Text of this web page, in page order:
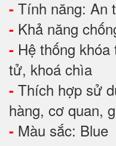
- Tính năng: An
- Khả năng
- Hệ thống
tử, khoá chìa
- Thích hợp sử
hàng, cơ quan,
- Màu sắc: Blue